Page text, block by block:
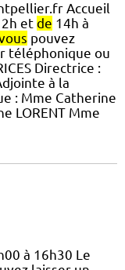
Accueil
et de 14h à
pouvez
téléphonique ou
Directrice :
à la
: Mme Catherine
LORENT Mme
à 16h30 Le